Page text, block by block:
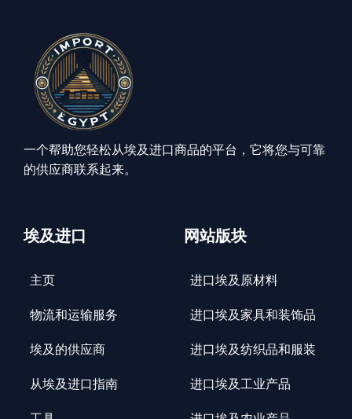
一个帮助您轻松从埃及进口商品的平台，它将您与可靠
的供应商联系起来。
埃及进口
主页
物流和运输服务
埃及的供应商
从埃及进口指南
网站版块
进口埃及原材料
进口埃及家具和装饰品
进口埃及纺织品和服装
进口埃及工业产品